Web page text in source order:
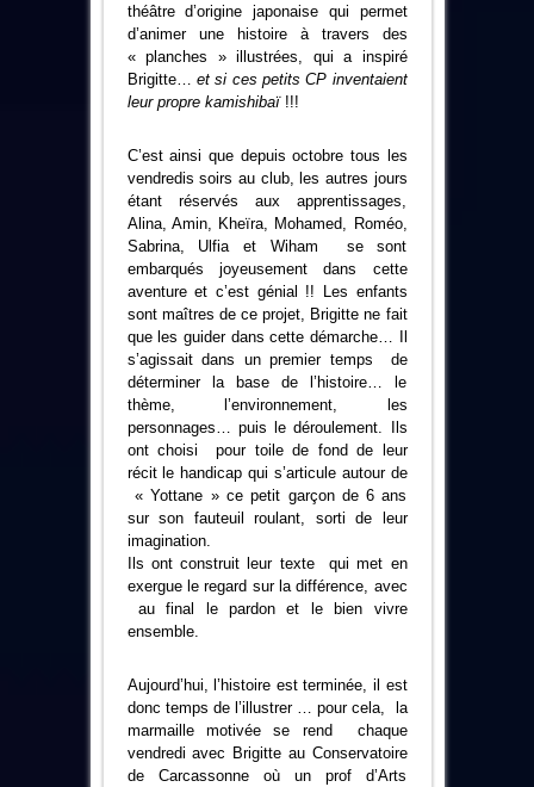
théâtre d’origine japonaise qui permet
d’animer une histoire à travers des
« planches » illustrées, qui a inspiré
Brigitte… et si ces petits CP inventaient
leur propre kamishibaï!!!
C’est ainsi que depuis octobre tous les
vendredis soirs au club, les autres jours
étant réservés aux apprentissages,
Alina, Amin, Kheïra, Mohamed, Roméo,
Sabrina, Ulfia et Wiham se sont
embarqués joyeusement dans cette
aventure et c’est génial !! Les enfants
sont maîtres de ce projet, Brigitte ne fait
que les guider dans cette démarche… Il
s’agissait dans un premier temps de
déterminer la base de l’histoire… le
thème, l’environnement, les
personnages… puis le déroulement. Ils
ont choisi pour toile de fond de leur
récit le handicap qui s’articule autour de
« Yottane » ce petit garçon de 6 ans
sur son fauteuil roulant, sorti de leur
imagination.
Ils ont construit leur texte qui met en
exergue le regard sur la différence, avec
au final le pardon et le bien vivre
ensemble.
Aujourd’hui, l’histoire est terminée, il est
donc temps de l’illustrer … pour cela, la
marmaille motivée se rend chaque
vendredi avec Brigitte au Conservatoire
de Carcassonne où un prof d’Arts